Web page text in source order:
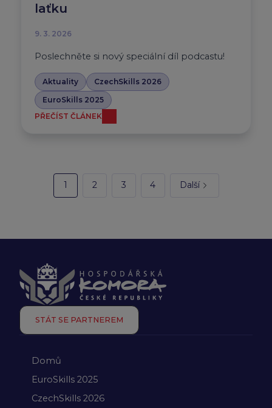
laťku
9. 3. 2026
Poslechněte si nový speciální díl podcastu!
Aktuality
CzechSkills 2026
EuroSkills 2025
PŘEČÍST ČLÁNEK
1 2 3 4 Další
STÁT SE PARTNEREM
Domů
EuroSkills 2025
CzechSkills 2026